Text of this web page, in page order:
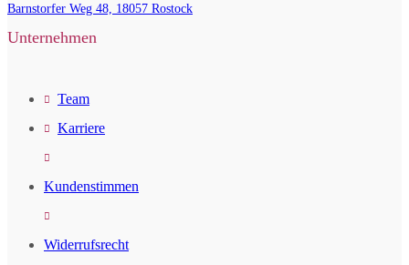
Barnstorfer Weg 48, 18057 Rostock
Unternehmen
Team
Karriere
Kundenstimmen
Widerrufsrecht